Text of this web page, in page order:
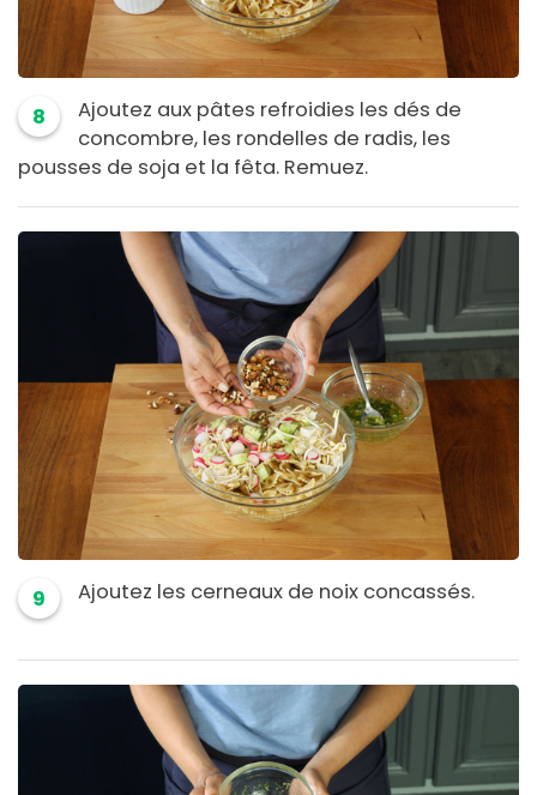
8
Ajoutez aux pâtes refroidies les dés de
concombre, les rondelles de radis, les
pousses de soja et la fêta. Remuez.
9 Ajoutez les cerneaux de noix concassés.